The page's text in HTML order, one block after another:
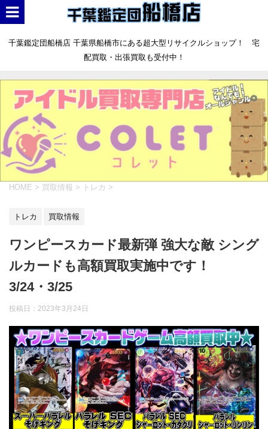
千葉鑑定団船橋店 千葉県船橋市にある超大型リサイクルショップ！ 宅
配買取・出張買取も受付中！
HOME > 買取情報 > トレカ >
トレカ 買取情報
ワンピースカード最新弾 強大な敵 シング
ルカードも高額買取実施中です！
3/24・3/25
投稿日： 2023年3月24日